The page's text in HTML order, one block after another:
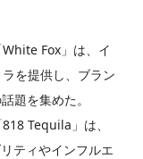
Fox」は、イ
を提供し、ブラン
題を集めた。
Tequila」は、
ティやインフルエ